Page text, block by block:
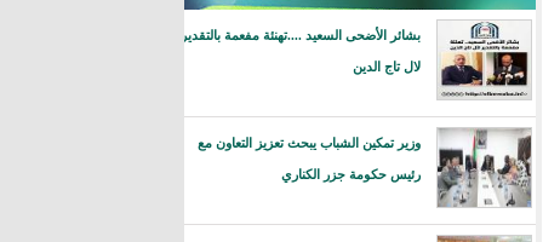
بشائر الأضحى السعيد ....تهنئة مفعمة بالتقدير
لال تاج الدين
وزير تمكين الشباب يبحث تعزيز التعاون مع
رئيس حكومة جزر الكناري